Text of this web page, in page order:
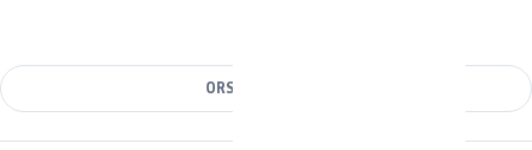
ORSZÁG VÁLTÁSA